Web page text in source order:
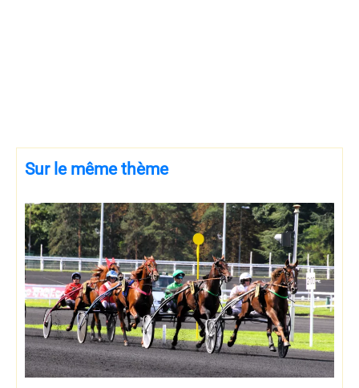
Sur le même thème